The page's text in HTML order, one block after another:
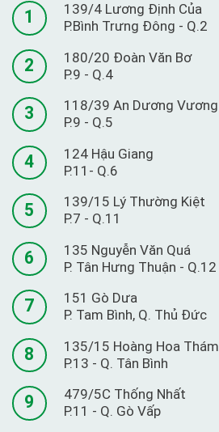
1
139/4 Lương Định Của
P.Bình Trưng Đông - Q.2
2
180/20 Đoàn Văn Bơ
P.9 - Q.4
3
118/39 An Dương Vương
P.9 - Q.5
4
124 Hậu Giang
P.11- Q.6
5
139/15 Lý Thường Kiệt
P.7 - Q.11
6
135 Nguyễn Văn Quá
P. Tân Hưng Thuận - Q.12
7
151 Gò Dưa
P. Tam Bình, Q. Thủ Đức
8
135/15 Hoàng Hoa Thám
P.13 - Q. Tân Bình
9
479/5C Thống Nhất
P.11 - Q. Gò Vấp